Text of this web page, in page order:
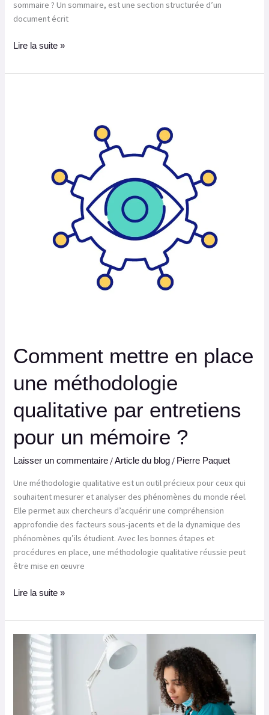
sommaire ? Un sommaire, est une section structurée d’un
document écrit
Lire la suite »
Comment mettre en place
une méthodologie
qualitative par entretiens
pour un mémoire ?
Laisser un commentaire /Article du blog / Pierre Paquet
Une méthodologie qualitative est un outil précieux pour ceux qui
souhaitent mesurer et analyser des phénomènes du monde réel.
Elle permet aux chercheurs d’acquérir une compréhension
approfondie des facteurs sous-jacents et de la dynamique des
phénomènes qu’ils étudient. Avec les bonnes étapes et
procédures en place, une méthodologie qualitative réussie peut
être mise en œuvre
qualitative
mémoire ?
Lire la suite »
Comment
choisir
votre
sujet
mémoire